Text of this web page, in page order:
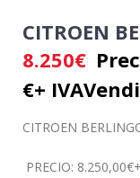
CITROEN
8.250€
€+ IVA
CITROEN
PRECIO: